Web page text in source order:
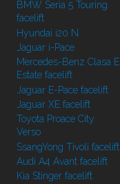
BMW Seria 5 Touring
facelift
Hyundai i20 N
Jaguar i-Pace
Mercedes-Benz Clasa E
Estate facelift
Jaguar E-Pace facelift
Jaguar XE facelift
Toyota Proace City
Verso
SsangYong Tivoli facelift
Audi A4 Avant facelift
Kia Stinger facelift